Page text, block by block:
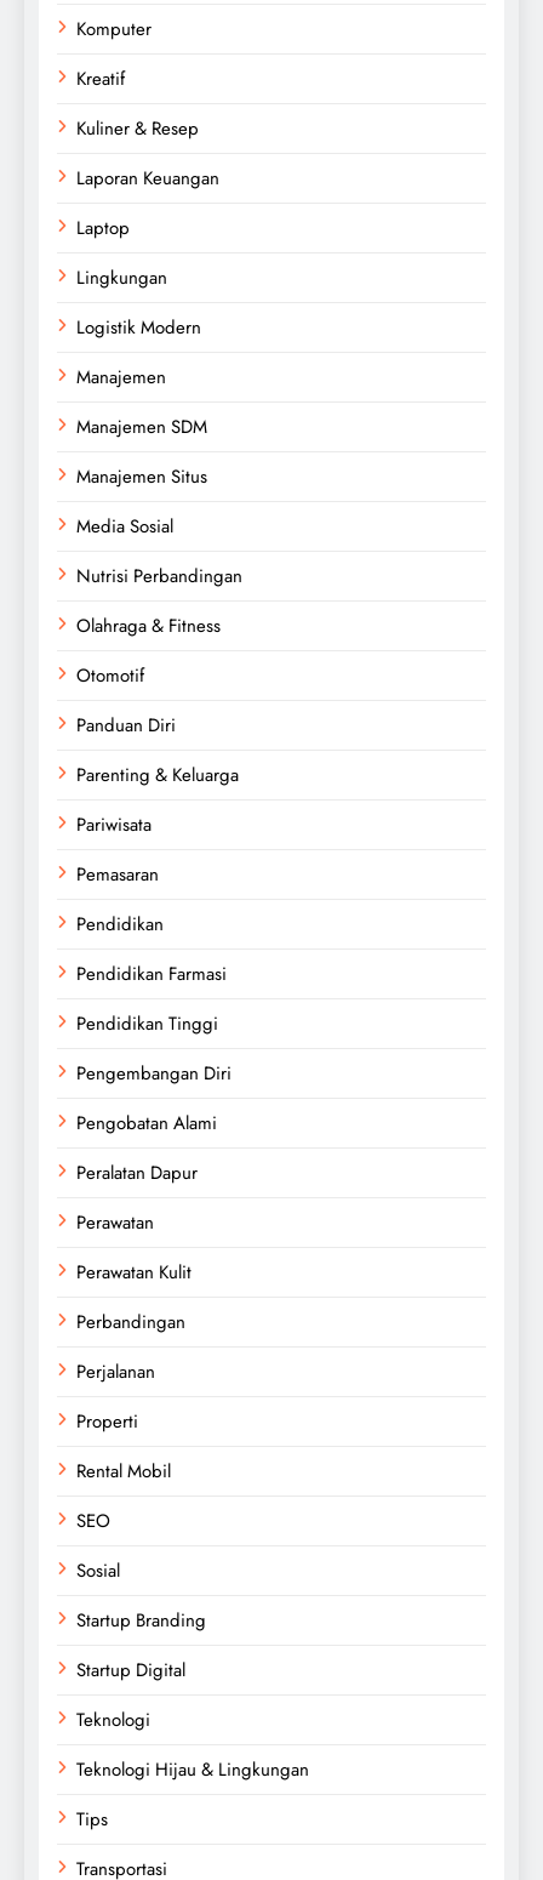
Komputer
Kreatif
Kuliner & Resep
Laporan Keuangan
Laptop
Lingkungan
Logistik Modern
Manajemen
Manajemen SDM
Manajemen Situs
Media Sosial
Nutrisi Perbandingan
Olahraga & Fitness
Otomotif
Panduan Diri
Parenting & Keluarga
Pariwisata
Pemasaran
Pendidikan
Pendidikan Farmasi
Pendidikan Tinggi
Pengembangan Diri
Pengobatan Alami
Peralatan Dapur
Perawatan
Perawatan Kulit
Perbandingan
Perjalanan
Properti
Rental Mobil
SEO
Sosial
Startup Branding
Startup Digital
Teknologi
Teknologi Hijau & Lingkungan
Tips
Transportasi